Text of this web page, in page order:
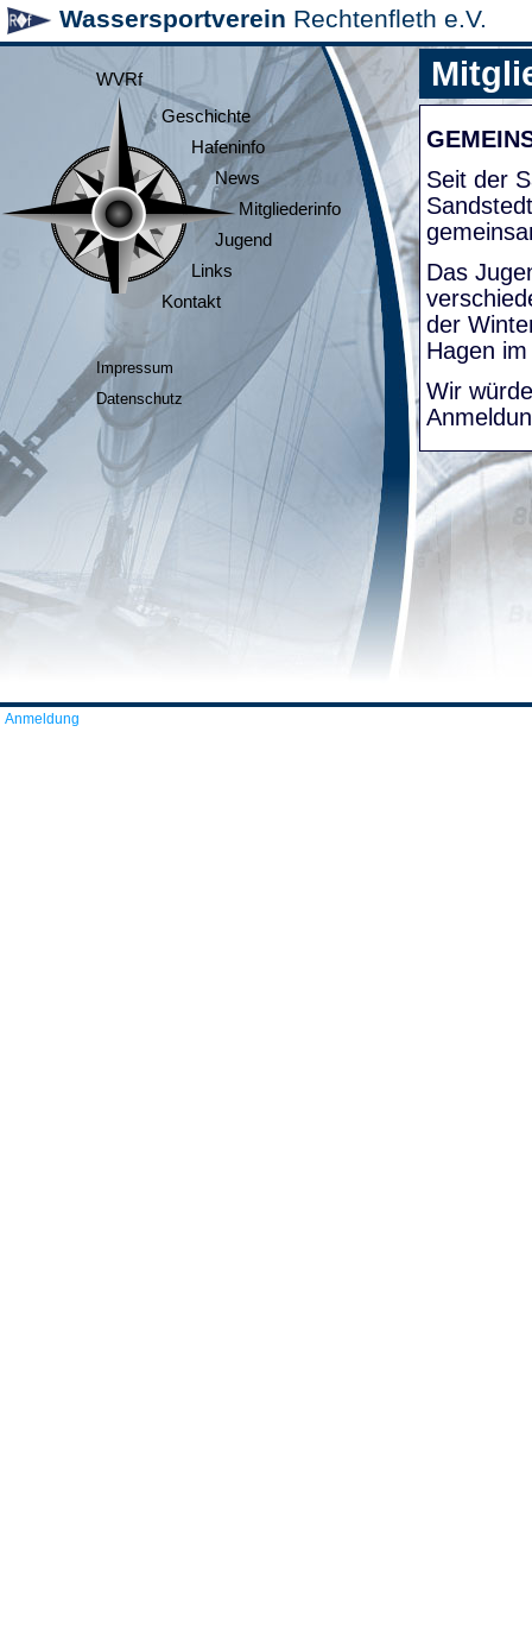
Wassersportverein Rechtenfleth e.V.
WVRf
Geschichte
Hafeninfo
News
Mitgliederinfo
Jugend
Links
Kontakt
Impressum
Datenschutz
Seit der
Das
der
Hagen
Wir
Anmeldung